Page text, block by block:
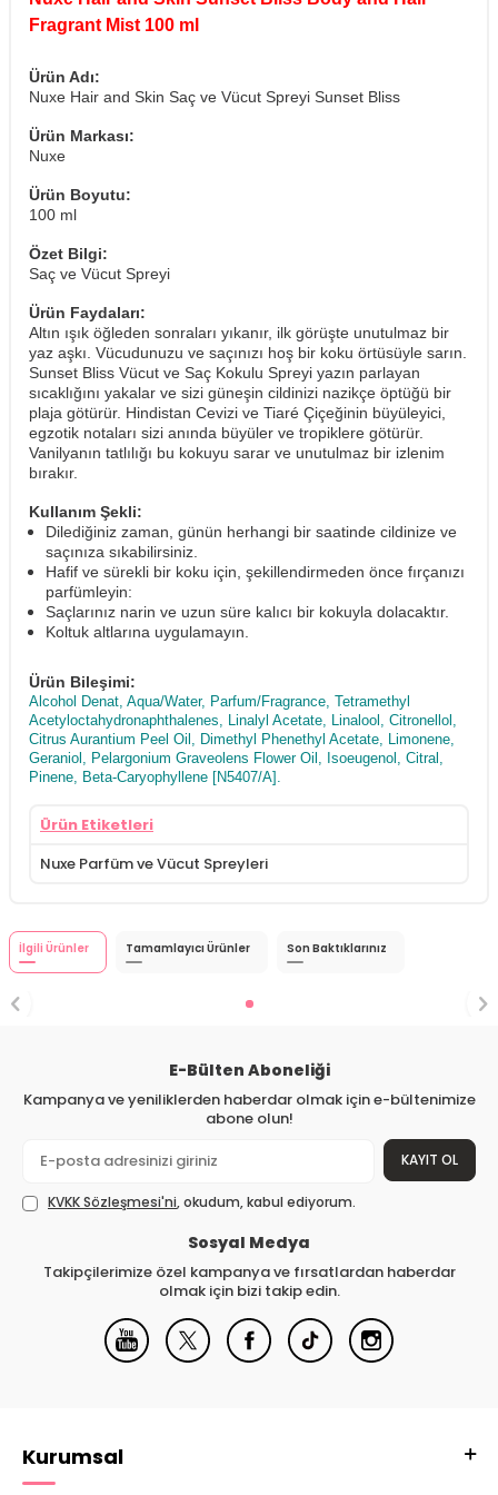
Fragrant Mist 100 ml
Ürün Adı:
Nuxe Hair and Skin Saç ve Vücut Spreyi Sunset Bliss
Ürün Markası:
Nuxe
Ürün Boyutu:
100 ml
Özet Bilgi:
Saç ve Vücut Spreyi
Ürün Faydaları:
Altın ışık öğleden sonraları yıkanır, ilk görüşte unutulmaz bir
yaz aşkı. Vücudunuzu ve saçınızı hoş bir koku örtüsüyle sarın.
Sunset Bliss Vücut ve Saç Kokulu Spreyi yazın parlayan
sıcaklığını yakalar ve sizi güneşin cildinizi nazikçe öptüğü bir
plaja götürür. Hindistan Cevizi ve Tiaré Çiçeğinin büyüleyici,
egzotik notaları sizi anında büyüler ve tropiklere götürür.
Vanilyanın tatlılığı bu kokuyu sarar ve unutulmaz bir izlenim
bırakır.
Kullanım Şekli:
Dilediğiniz zaman, günün herhangi bir saatinde cildinize ve
saçınıza sıkabilirsiniz.
Hafif ve sürekli bir koku için, şekillendirmeden önce fırçanızı
parfümleyin:
Saçlarınız narin ve uzun süre kalıcı bir kokuyla dolacaktır.
Koltuk altlarına uygulamayın.
Ürün Bileşimi:
Alcohol Denat, Aqua/Water, Parfum/Fragrance, Tetramethyl
Acetyloctahydronaphthalenes, Linalyl Acetate, Linalool, Citronellol,
Citrus Aurantium Peel Oil, Dimethyl Phenethyl Acetate, Limonene,
Geraniol, Pelargonium Graveolens Flower Oil, Isoeugenol, Citral,
Pinene, Beta-Caryophyllene [N5407/A].
Ürün Etiketleri
Nuxe Parfüm ve Vücut Spreyleri
İlgili Ürünler Tamamlayıcı Ürünler Son Baktıklarınız
E-Bülten Aboneliği
Kampanya ve yeniliklerden haberdar olmak için e-bültenimize
abone olun!
KAYIT OL
KVKK Sözleşmesi'ni, okudum, kabul ediyorum.
Sosyal Medya
Takipçilerimize özel kampanya ve fırsatlardan haberdar
olmak için bizi takip edin.
Kurumsal